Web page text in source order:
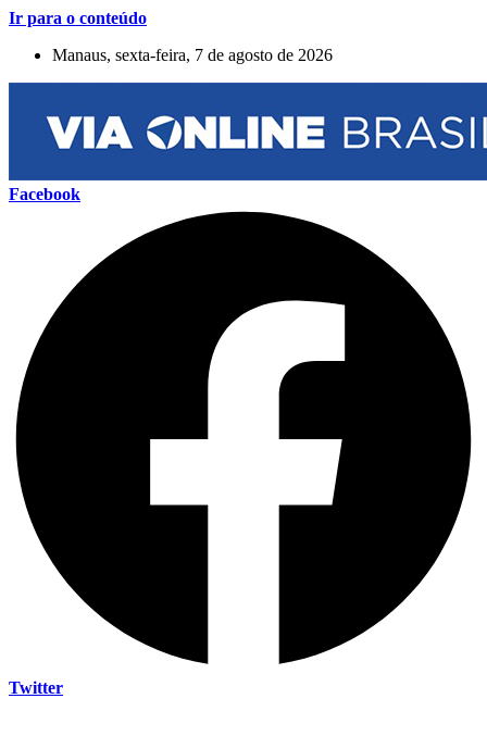
Ir para o conteúdo
Manaus, sexta-feira, 7 de agosto de 2026
Facebook
Twitter